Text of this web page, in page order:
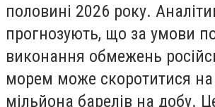
половині 2026 року.
прогнозують, що за умови
виконання обмежень
морем може скоротитися на
мільйона барелів на добу.